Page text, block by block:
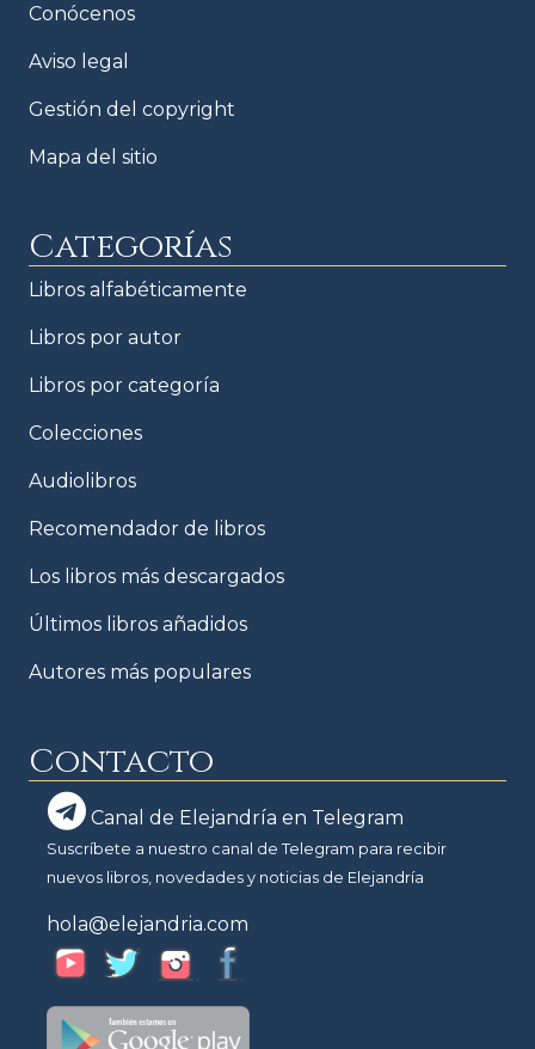
Conócenos
Aviso legal
Gestión del copyright
Mapa del sitio
Categorías
Libros alfabéticamente
Libros por autor
Libros por categoría
Colecciones
Audiolibros
Recomendador de libros
Los libros más descargados
Últimos libros añadidos
Autores más populares
Contacto
Canal de Elejandría en Telegram
Suscríbete a nuestro canal de Telegram para recibir
nuevos libros, novedades y noticias de Elejandría
hola@elejandria.com